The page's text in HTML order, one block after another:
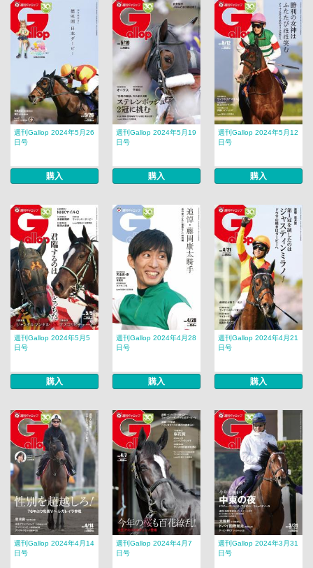
週刊Gallop 2024年5月26
日号
購入
週刊Gallop 2024年5月19
日号
購入
週刊Gallop 2024年5月12
日号
購入
週刊Gallop 2024年5月5
日号
購入
週刊Gallop 2024年4月28
日号
購入
週刊Gallop 2024年4月21
日号
購入
週刊Gallop 2024年4月14
日号
週刊Gallop 2024年4月7
日号
週刊Gallop 2024年3月31
日号